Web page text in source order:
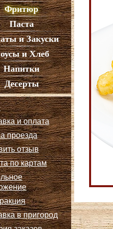
Фритюр
Паста
и Закуски
и Хлеб
Напитки
Десерты
и оплата
проезда
отзыв
по картам
в пригород